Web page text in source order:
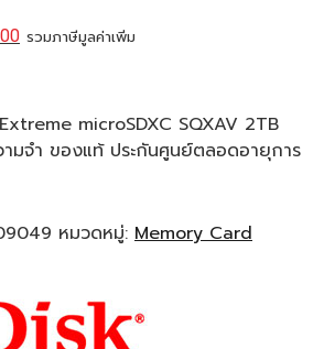
รวมภาษีมูลค่าเพิ่ม
microSDXC SQXAV 2TB
ามจำ ของแท้ ประกันศูนย์ตลอดอายุการ
หมวดหมู่: Memory Card